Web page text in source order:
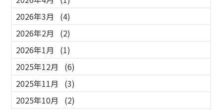
2026年3月
(4)
2026年2月
(2)
2026年1月
(1)
2025年12月
(6)
2025年11月
(3)
2025年10月
(2)